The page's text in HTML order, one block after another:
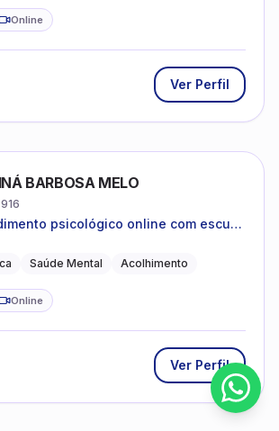
Online
Ver Perfil
BARBOSA MELO
psicológico online com escuta
Saúde Mental Acolhimento
Online
Ver Perfil